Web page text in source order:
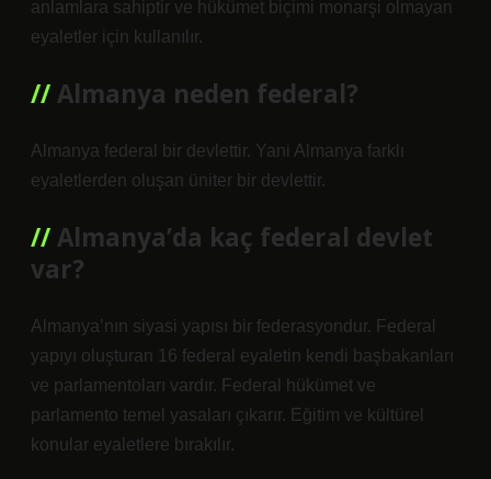
anlamlara sahiptir ve hükümet biçimi monarşi olmayan
eyaletler için kullanılır.
Almanya neden federal?
Almanya federal bir devlettir. Yani Almanya farklı
eyaletlerden oluşan üniter bir devlettir.
Almanya’da kaç federal devlet
var?
Almanya’nın siyasi yapısı bir federasyondur. Federal
yapıyı oluşturan 16 federal eyaletin kendi başbakanları
ve parlamentoları vardır. Federal hükümet ve
parlamento temel yasaları çıkarır. Eğitim ve kültürel
konular eyaletlere bırakılır.